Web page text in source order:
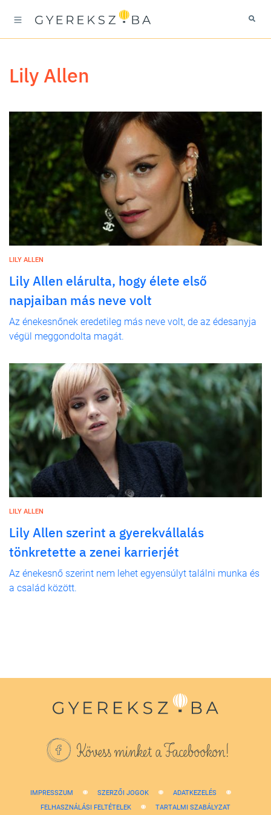
Lily Allen
LILY ALLEN
Lily Allen elárulta, hogy élete első
napjaiban más neve volt
Az énekesnőnek eredetileg más neve volt, de az édesanyja
végül meggondolta magát.
LILY ALLEN
Lily Allen szerint a gyerekvállalás
tönkretette a zenei karrierjét
Az énekesnő szerint nem lehet egyensúlyt találni munka és
a család között.
Kövess minket a Facebookon!
IMPRESSZUM SZERZŐI JOGOK
ADATKEZELÉS
FELHASZNÁLÁSI FELTÉTELEK
TARTALMI SZABÁLYZAT